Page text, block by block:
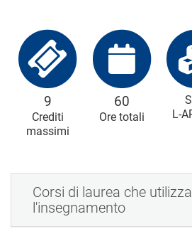
9
Crediti
massimi
60
Ore totali
L-
Corsi di laurea che
l'insegnamento